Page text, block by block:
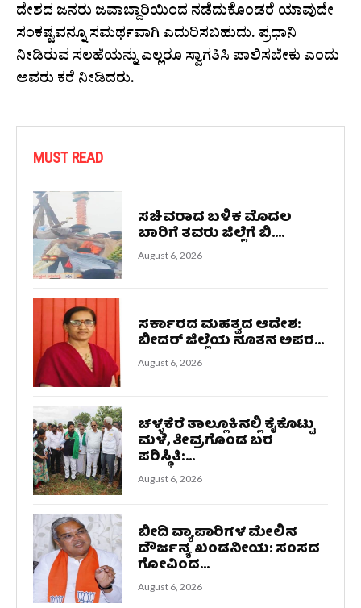
ದೇಶದ ಜನರು ಜವಾಬ್ದಾರಿಯಿಂದ ನಡೆದುಕೊಂಡರೆ ಯಾವುದೇ
ಸಂಕಷ್ಟವನ್ನೂ ಸಮರ್ಥವಾಗಿ ಎದುರಿಸಬಹುದು. ಪ್ರಧಾನಿ
ನೀಡಿರುವ ಸಲಹೆಯನ್ನು ಎಲ್ಲರೂ ಸ್ವಾಗತಿಸಿ ಪಾಲಿಸಬೇಕು ಎಂದು
ಅವರು ಕರೆ ನೀಡಿದರು.
MUST READ
ಸಚಿವರಾದ ಬಳಿಕ ಮೊದಲ
ಬಾರಿಗೆ ತವರು ಜಿಲ್ಲೆಗೆ ಬಿ....
August 6, 2026
ಸರ್ಕಾರದ ಮಹತ್ವದ ಆದೇಶ:
ಬೀದರ್ ಜಿಲ್ಲೆಯ ನೂತನ ಅಪರ...
August 6, 2026
ಚಳ್ಳಕೆರೆ ತಾಲ್ಲೂಕಿನಲ್ಲಿ ಕೈಕೊಟ್ಟು
ಮಳೆ, ತೀವ್ರಗೊಂಡ ಬರ
ಪರಿಸ್ಥಿತಿ:...
August 6, 2026
ಬೀದಿ ವ್ಯಾಪಾರಿಗಳ ಮೇಲಿನ
ದೌರ್ಜನ್ಯ ಖಂಡನೀಯ: ಸಂಸದ
ಗೋವಿಂದ...
August 6, 2026